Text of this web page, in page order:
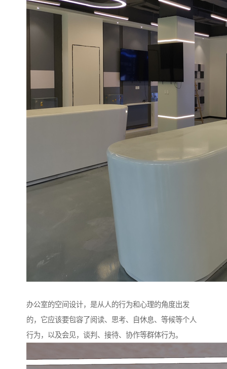
办公室的空间设计，是从人的行为和心理的角度出发
的，它应该要包容了阅读、思考、自休息、等候等个人
行为，以及会见，谈判、接待、协作等群体行为。